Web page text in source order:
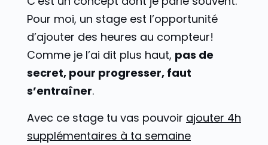
Pour moi, un stage est l’opportunité
d’ajouter des heures au compteur!
Comme je l’ai dit plus haut, pas de
secret, pour progresser, faut
s’entraîner.
Avec ce stage tu vas pouvoir ajouter 4h
supplémentaires à ta semaine